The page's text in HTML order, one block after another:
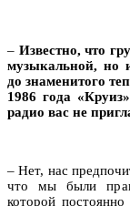
– Известно, что
музыкальной, но
до знаменитого
1986 года
радио вас не
– Нет, нас
что мы были
которой